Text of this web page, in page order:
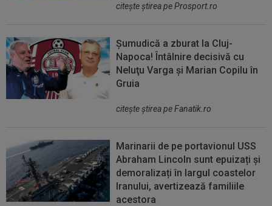
citeşte ştirea pe Prosport.ro
Șumudică a zburat la Cluj-
Napoca! Întâlnire decisivă cu
Neluţu Varga şi Marian Copilu în
Gruia
citeşte ştirea pe Fanatik.ro
Marinarii de pe portavionul USS
Abraham Lincoln sunt epuizați și
demoralizați în largul coastelor
Iranului, avertizează familiile
acestora